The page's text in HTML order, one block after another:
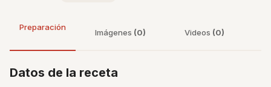
Preparación
Imágenes (0) Videos (0)
Datos de la receta